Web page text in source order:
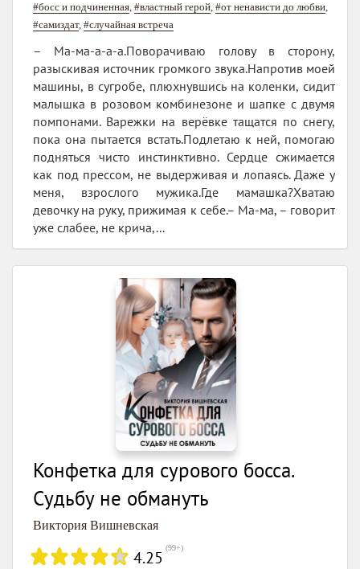
#босс и подчиненная, #властный герой, #от ненависти до любви,
#самиздат, #случайная встреча
– Ма-ма-а-а-а.Поворачиваю голову в сторону,
разыскивая источник громкого звука.Напротив моей
машины, в сугробе, плюхнувшись на коленки, сидит
малышка в розовом комбинезоне и шапке с двумя
помпонами. Варежки на верёвке тащатся по снегу,
пока она пытается встать.Подлетаю к ней, помогаю
подняться чисто инстинктивно. Сердце сжимается
как под прессом, не выдерживая и лопаясь. Даже у
меня, взрослого мужика.Где мамашка?Хватаю
девочку на руку, прижимая к себе.– Ма-ма, – говорит
уже слабее, не крича,...
Конфетка для сурового босса.
Судьбу не обмануть
Виктория Вишневская
4.25 (99+)